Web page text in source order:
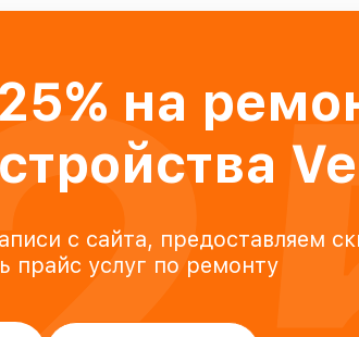
на
с сайта, предоставляем
прайс услуг по ремонту